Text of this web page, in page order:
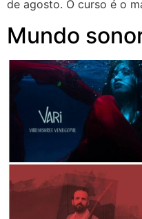
de agosto. O curso é o
Mundo